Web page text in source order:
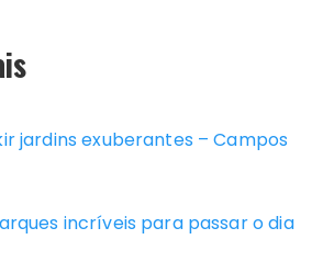
jardins exuberantes – Campos
incríveis para passar o dia